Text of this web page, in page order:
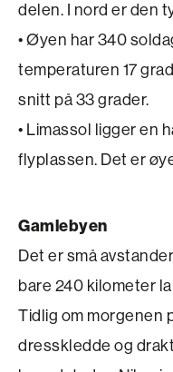
delen. I nord er den
• Øyen har 340
temperaturen 17
snitt på 33 grader.
• Limassol ligger en
flyplassen. Det er
Gamlebyen
Det er små
bare 240 kilo­meter
Tidlig om morgenen
dresskledde og